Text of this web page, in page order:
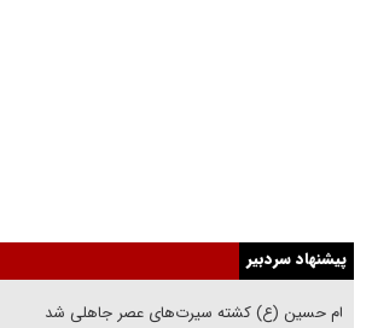
پیشنهاد سردبیر
امام حسین (ع) کشته سیرت‌های عصر جاهلی شد